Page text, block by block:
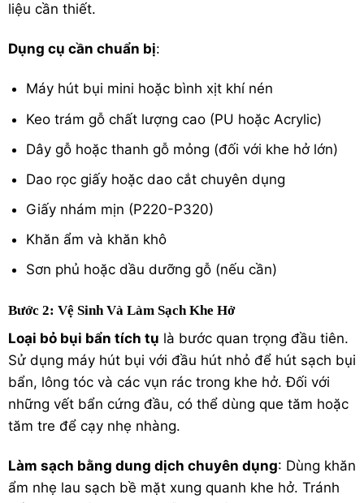
liệu cần thiết.
Dụng cụ cần chuẩn bị:
Máy hút bụi mini hoặc bình xịt khí nén
Keo trám gỗ chất lượng cao (PU hoặc Acrylic)
Dây gỗ hoặc thanh gỗ mỏng (đối với khe hở lớn)
Dao rọc giấy hoặc dao cắt chuyên dụng
Giấy nhám mịn (P220-P320)
Khăn ẩm và khăn khô
Sơn phủ hoặc dầu dưỡng gỗ (nếu cần)
Bước 2: Vệ Sinh Và Làm Sạch Khe Hở
Loại bỏ bụi bẩn tích tụ là bước quan trọng đầu tiên.
Sử dụng máy hút bụi với đầu hút nhỏ để hút sạch bụi
bẩn, lông tóc và các vụn rác trong khe hở. Đối với
những vết bẩn cứng đầu, có thể dùng que tăm hoặc
tăm tre để cạy nhẹ nhàng.
Làm sạch bằng dung dịch chuyên dụng: Dùng khăn
ẩm nhẹ lau sạch bề mặt xung quanh khe hở. Tránh